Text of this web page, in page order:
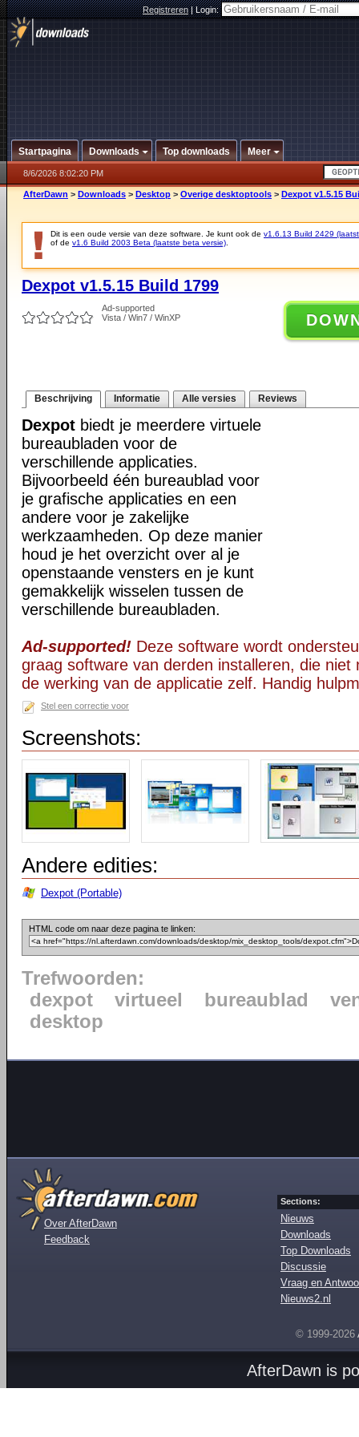
Registreren|Login:
Startpagina Downloads Top downloads Meer
8/6/2026 8:02:20 PM
AfterDawn > Downloads > Desktop > Overige desktoptools > Dexpot v1.5.15
Dit is een oude versie van deze software. Je kunt ook de v1.6.13 Build 2429
of de v1.6 Build 2003 Beta (laatste beta versie)
Dexpot v1.5.15 Build 1799
Ad-supported
Vista / Win7 / WinXP
Beschrijving Informatie Alle versies Reviews
Dexpot biedt je meerdere virtuele
bureaubladen voor de
verschillende applicaties.
Bijvoorbeeld één bureaublad voor
je grafische applicaties en een
andere voor je zakelijke
werkzaamheden. Op deze manier
houd je het overzicht over al je
openstaande vensters en je kunt
gemakkelijk wisselen tussen de
verschillende bureaubladen.
Ad-supported! Deze software wordt
graag software van derden installeren, die niet
de werking van de applicatie zelf. Handig
Stel een correctie voor
Screenshots:
Andere edities:
Dexpot (Portable)
HTML code om naar deze pagina te linken:
Trefwoorden:
dexpot
virtueel bureaublad
desktop
Over AfterDawn
Feedback
Sections:
Nieuws
Downloads
Top Downloads
Discussie
Vraag en
Nieuws2.nl
© 1999-2026
AfterDawn is